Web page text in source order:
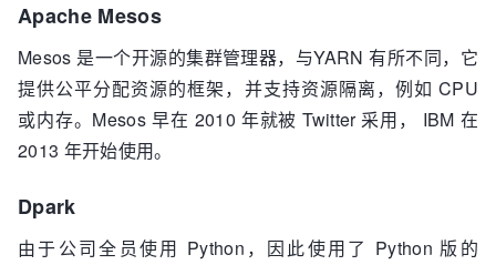
Apache Mesos
Mesos 是一个开源的集群管理器，与YARN 有所不同，它
提供公平分配资源的框架，并支持资源隔离，例如 CPU
或内存。Mesos 早在 2010 年就被 Twitter 采用， IBM 在
2013 年开始使用。
Dpark
由于公司全员使用 Python，因此使用了 Python 版的